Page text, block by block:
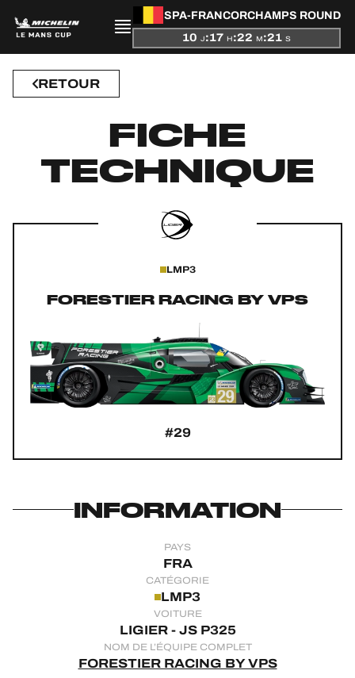
SPA-FRANCORCHAMPS ROUND
10 J:17 H:22 M:21 S
PRÉSENTATION
SAISON
PARTICIPANTS
JEU OFFICIEL
HOSPITALITÉS
24H LEMANS
RETOUR
FICHE
TECHNIQUE
LMP3
FORESTIER RACING BY VPS
#29
INFORMATION
PAYS
FRA
CATÉGORIE
LMP3
VOITURE
LIGIER - JS P325
NOM DE L’ÉQUIPE COMPLET
FORESTIER RACING BY VPS